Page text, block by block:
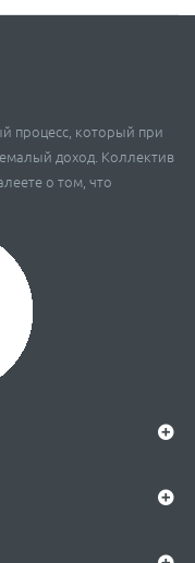
процесс, который при
доход. Коллектив
о том, что